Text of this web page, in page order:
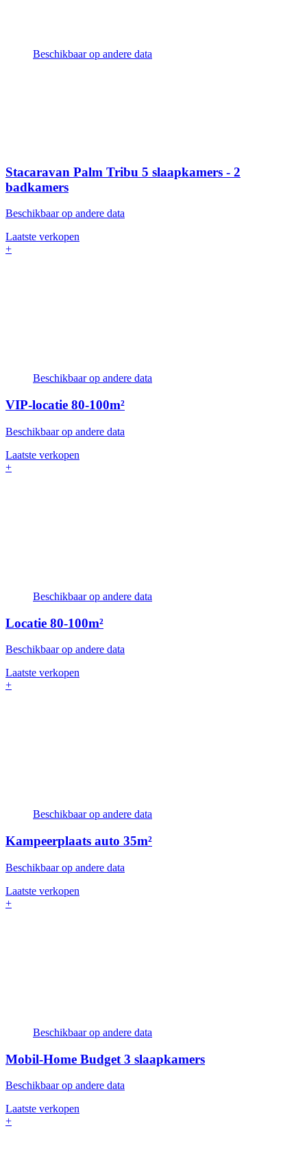
Beschikbaar op andere data
Stacaravan Palm Tribu 5 slaapkamers - 2
badkamers
Beschikbaar op andere data
Laatste verkopen
+
Beschikbaar op andere data
VIP-locatie 80-100m²
Beschikbaar op andere data
Laatste verkopen
+
Beschikbaar op andere data
Locatie 80-100m²
Beschikbaar op andere data
Laatste verkopen
+
Beschikbaar op andere data
Kampeerplaats auto 35m²
Beschikbaar op andere data
Laatste verkopen
+
Beschikbaar op andere data
Mobil-Home Budget 3 slaapkamers
Beschikbaar op andere data
Laatste verkopen
+